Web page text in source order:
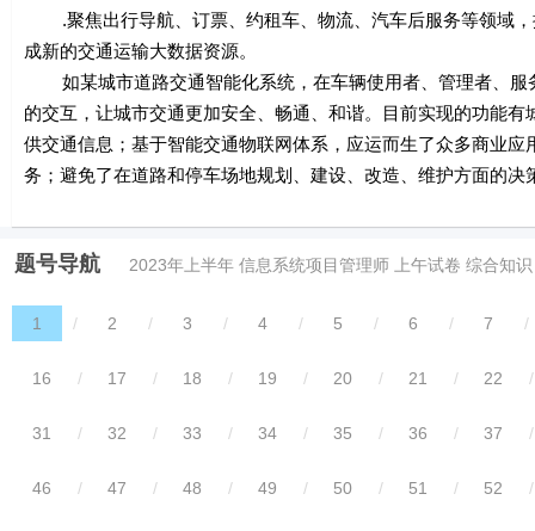
.聚焦出行导航、订票、约租车、物流、汽车后服务等领域，
成新的交通运输大数据资源。
如某城市道路交通智能化系统，在车辆使用者、管理者、服
的交互，让城市交通更加安全、畅通、和谐。目前实现的功能
供交通信息；基于智能交通物联网体系，应运而生了众多商业
务；避免了在道路和停车场地规划、建设、改造、维护方面的
题号导航 2023年上半年 信息系统项目管理师 上午试卷 综合知识
1 / 2 / 3 / 4 / 5 / 6 / 7 /
16 / 17 / 18 / 19 / 20 / 21 / 22 /
31 / 32 / 33 / 34 / 35 / 36 / 37 /
46 / 47 / 48 / 49 / 50 / 51 / 52 /